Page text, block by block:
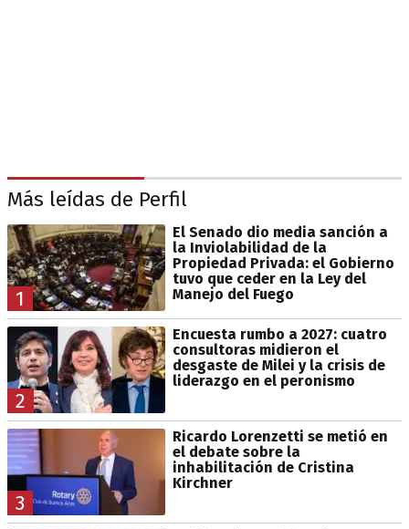
Más leídas de Perfil
1
El Senado dio media sanción a
la Inviolabilidad de la
Propiedad Privada: el Gobierno
tuvo que ceder en la Ley del
Manejo del Fuego
2
Encuesta rumbo a 2027: cuatro
consultoras midieron el
desgaste de Milei y la crisis de
liderazgo en el peronismo
3
Ricardo Lorenzetti se metió en
el debate sobre la
inhabilitación de Cristina
Kirchner